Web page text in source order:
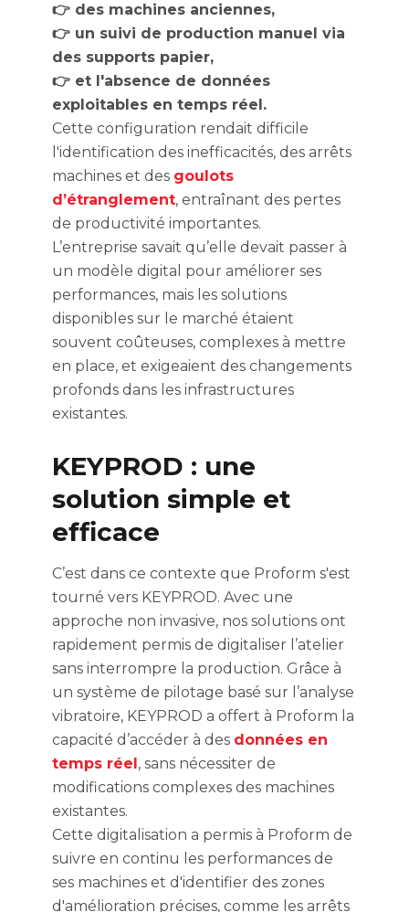
👉 des machines anciennes,
👉 un suivi de production manuel via
des supports papier,
👉 et l'absence de données
exploitables en temps réel.
Cette configuration rendait difficile
l'identification des inefficacités, des arrêts
machines et des goulots
d’étranglement, entraînant des pertes
de productivité importantes.
L’entreprise savait qu’elle devait passer à
un modèle digital pour améliorer ses
performances, mais les solutions
disponibles sur le marché étaient
souvent coûteuses, complexes à mettre
en place, et exigeaient des changements
profonds dans les infrastructures
existantes.
KEYPROD : une
solution simple et
efficace
C’est dans ce contexte que Proform s'est
tourné vers KEYPROD. Avec une
approche non invasive, nos solutions ont
rapidement permis de digitaliser l’atelier
sans interrompre la production. Grâce à
un système de pilotage basé sur l’analyse
vibratoire, KEYPROD a offert à Proform la
capacité d’accéder à des données en
temps réel, sans nécessiter de
modifications complexes des machines
existantes.
Cette digitalisation a permis à Proform de
suivre en continu les performances de
ses machines et d'identifier des zones
d'amélioration précises, comme les arrêts